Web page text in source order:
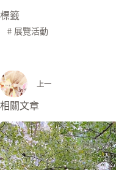
標籤
#展覽活動
上一
相關文章